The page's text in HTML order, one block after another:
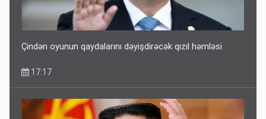
Çindən oyunun qaydalarını dəyişdirəcək qızıl həmləsi
17:17